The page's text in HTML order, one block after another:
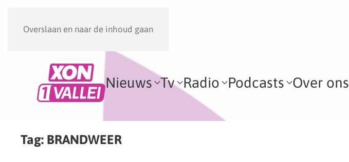
Overslaan en naar de inhoud gaan
Nieuws Tv Radio Podcasts Over ons
Tag: BRANDWEER